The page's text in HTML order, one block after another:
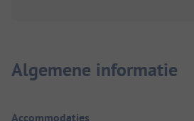
Algemene informatie
Accommodaties